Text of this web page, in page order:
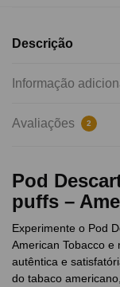
Descrição
Informação
Avaliações 2
Pod
puffs –
Experimente o Pod
American Tobacco e
autêntica e
do tabaco